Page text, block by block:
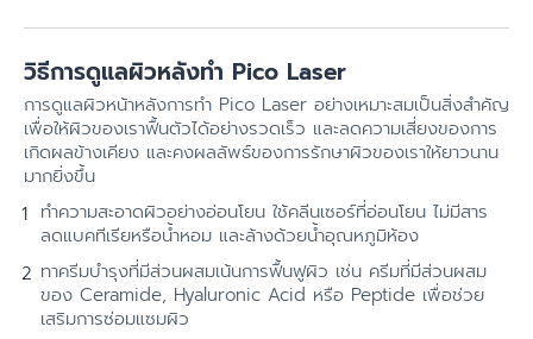
วิธีการดูแลผิวหลังทำ Pico Laser
การดูแลผิวหน้าหลังการทำ Pico Laser อย่างเหมาะสมเป็นสิ่งสำคัญ
เพื่อให้ผิวของเราฟื้นตัวได้อย่างรวดเร็ว และลดความเสี่ยงของการ
เกิดผลข้างเคียง และคงผลลัพธ์ของการรักษาผิวของเราให้ยาวนาน
มากยิ่งขึ้น
ทำความสะอาดผิวอย่างอ่อนโยน ใช้คลีนเซอร์ที่อ่อนโยน ไม่มีสาร
ลดแบคทีเรียหรือน้ำหอม และล้างด้วยน้ำอุณหภูมิห้อง
ทาครีมบำรุงที่มีส่วนผสมเน้นการฟื้นฟูผิว เช่น ครีมที่มีส่วนผสม
ของ Ceramide, Hyaluronic Acid หรือ Peptide เพื่อช่วย
เสริมการซ่อมแซมผิว